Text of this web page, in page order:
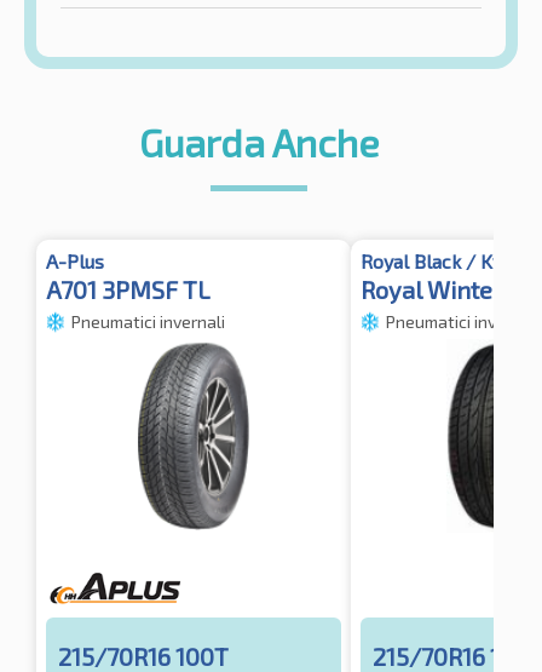
Guarda Anche
A-Plus
A701 3PMSF TL
Pneumatici invernali
215/70R16 100T
Royal Black / Kyoto
Royal Winter
Pneumatici invernali
215/70R16 100T